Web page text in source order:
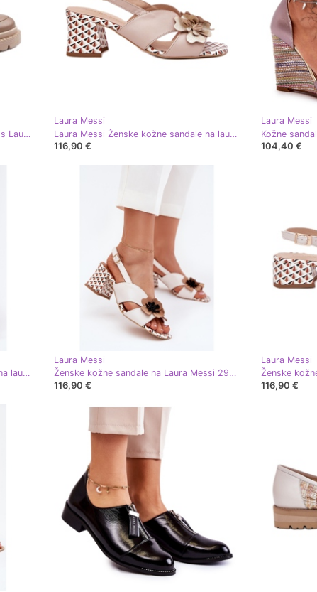
Laura Messi Ženske kožne natikače s Laurom Messi 2787 bež
Laura Messi
Laura Messi Ženske kožne sandale na lauri messi 2950 bež cvjetovi
116,90 €
Laura Messi
104,40 €
Laura Messi Ženske kožne sandale na lauri messi 2950 bež cvjetovi
Laura Messi
Ženske kožne sandale na Laura Messi 2950 Bijeli cvjetni post bijela
116,90 €
Laura Messi
116,90 €